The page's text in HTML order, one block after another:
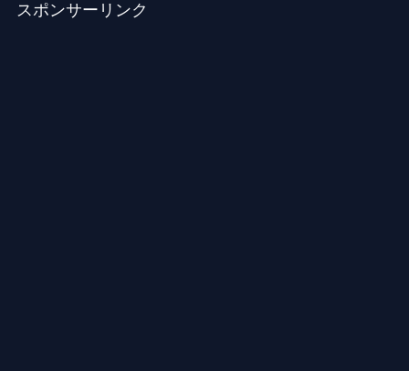
スポンサーリンク